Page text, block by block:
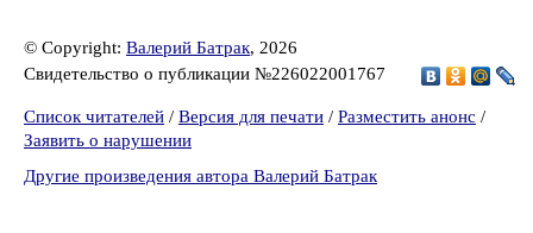
© Copyright: Валерий Батрак, 2026
Свидетельство о публикации №226022001767
Список читателей / Версия для печати / Разместить анонс /
Заявить о нарушении
Другие произведения автора Валерий Батрак